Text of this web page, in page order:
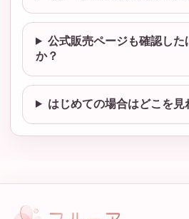
公式販売ページも確認した
か？
はじめての場合はどこを見